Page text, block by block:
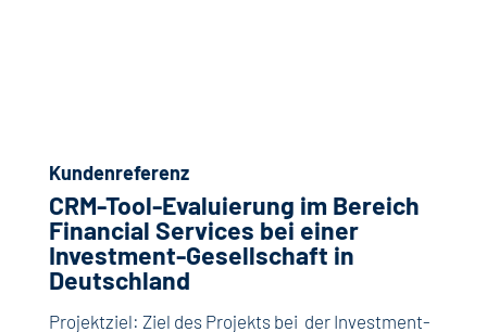
Kundenreferenz
CRM-Tool-Evaluierung im Bereich
Financial Services bei einer
Investment-Gesellschaft in
Deutschland
Projektziel: Ziel des Projekts bei der Investment-